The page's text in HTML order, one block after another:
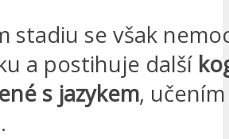
stadiu se však
a postihuje další
s jazykem,